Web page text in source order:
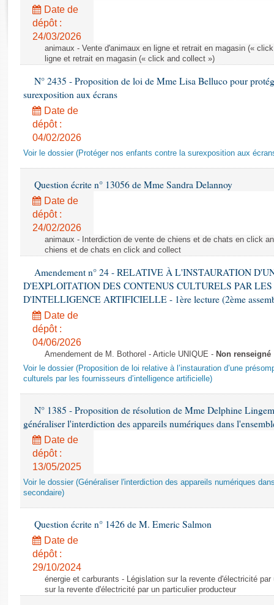
Rapports législatifs
Rapports sur l'application des lois
Baromètre de l’application des lois
Dossiers législatifs
Budget et sécurité sociale
Questions écrites et orales
Comptes rendus des débats
Date de
dépôt :
24/03/2026
animaux - Vente d'animaux en ligne et retrait en magasin («
ligne et retrait en magasin (« click and collect »)
N° 2435 - Proposition de loi de Mme Lisa Belluco pour
surexposition aux écrans
Date de
dépôt :
04/02/2026
Voir le dossier (Protéger nos enfants contre la surexposition aux
Question écrite n° 13056 de Mme Sandra Delannoy
Date de
dépôt :
24/02/2026
animaux - Interdiction de vente de chiens et de chats en click
chiens et de chats en click and collect
Amendement n° 24 - RELATIVE À L'INSTAURATION
D'EXPLOITATION DES CONTENUS CULTURELS PAR LES
D'INTELLIGENCE ARTIFICIELLE - 1ère lecture (2ème
Date de
dépôt :
04/06/2026
Amendement de M. Bothorel - Article UNIQUE - Non renseigné
Voir le dossier (Proposition de loi relative à l’instauration d’une
culturels par les fournisseurs d’intelligence artificielle)
N° 1385 - Proposition de résolution de Mme Delphine
généraliser l'interdiction des appareils numériques dans
Date de
dépôt :
13/05/2025
Voir le dossier (Généraliser l'interdiction des appareils numériques
secondaire)
Question écrite n° 1426 de M. Emeric Salmon
Date de
dépôt :
29/10/2024
énergie et carburants - Législation sur la revente d'électricité
sur la revente d'électricité par un particulier producteur